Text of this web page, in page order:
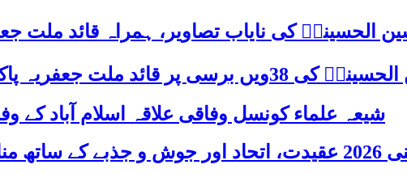
الحسینیؒ کی نایاب تصاویر، ہمراہ قائد ملت
علامہ ساجد علی نقوی کا اہم پیغام
شیعہ علماء کونسل وفاقی علاقہ اسلام آباد
شریک